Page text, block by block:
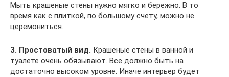
Мыть крашеные стены нужно мягко и бережно. В то
время как с плиткой, по большому счету, можно не
церемониться.
3. Простоватый вид. Крашеные стены в ванной и
туалете очень обязывают. Все должно быть на
достаточно высоком уровне. Иначе интерьер будет